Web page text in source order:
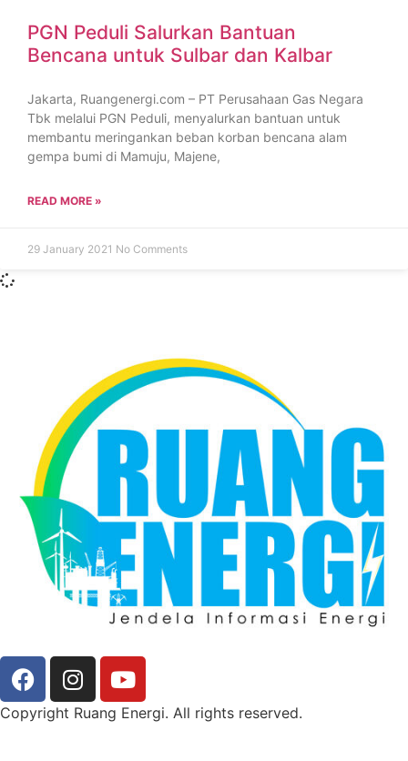
PGN Peduli Salurkan Bantuan
Bencana untuk Sulbar dan Kalbar
Jakarta, Ruangenergi.com – PT Perusahaan Gas Negara
Tbk melalui PGN Peduli, menyalurkan bantuan untuk
membantu meringankan beban korban bencana alam
gempa bumi di Mamuju, Majene,
READ MORE »
29 January 2021 No Comments
Copyright Ruang Energi. All rights reserved.